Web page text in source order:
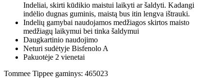
Indeliai, skirti kūdikio maistui laikyti ar šaldyti. Kadangi
indėlio dugnas guminis, maistą bus itin lengva ištrauki.
Indelių gamybai naudojamos medžiagos skirtos maisto
medžiagų laikymui bei tinka šaldymui
Daugkartinio naudojimo
Neturi sudėtyje Bisfenolo A
Pakuotėje 2 vienetai
Tommee Tippee gaminys: 465023